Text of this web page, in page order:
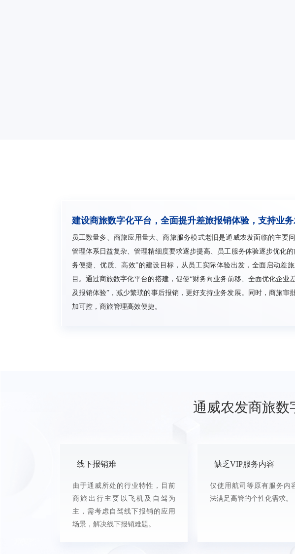
建设商旅数字化平台，全面提升差旅报销体验，支持业
员工数量多、商旅应用量大、商旅服务模式老旧是通威农发面临的主要
管理体系日益复杂、管理精细度要求逐步提高、员工服务体验逐步优化
务便捷、优质、高效”的建设目标，从员工实际体验出发，全面启动差
目。通过商旅数字化平台的搭建，促使“财务向业务前移、全面优化企业
及报销体验”，减少繁琐的事后报销，更好支持业务发展。同时，商旅审
加可控，商旅管理高效便捷。
通威农发商旅数
线下报销难
由于通威所处的行业特性，目前
商旅出行主要以飞机及自驾为
主，需考虑自驾线下报销的应用
场景，解决线下报销难题。
缺乏VIP服务内容
仅使用航司等原有服务内
法满足高管的个性化需求。